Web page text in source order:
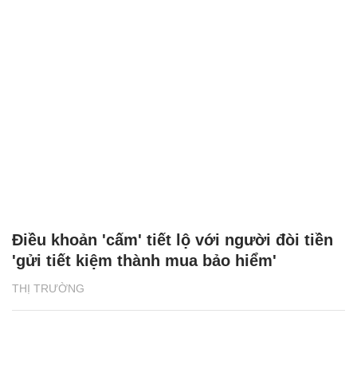
THỊ TRƯỜNG
Điều khoản 'cấm' tiết lộ với người đòi tiền
'gửi tiết kiệm thành mua bảo hiểm'